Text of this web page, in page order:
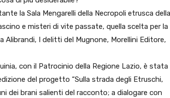
la Sala Mengarelli della Necropoli etrusca della
e misteri di vite passate, quella scelta per la
Alibrandi, I delitti del Mugnone, Morellini Editore,
con il Patrocinio della Regione Lazio, è stata
del progetto “Sulla strada degli Etruschi,
dei brani salienti del racconto; a dialogare con